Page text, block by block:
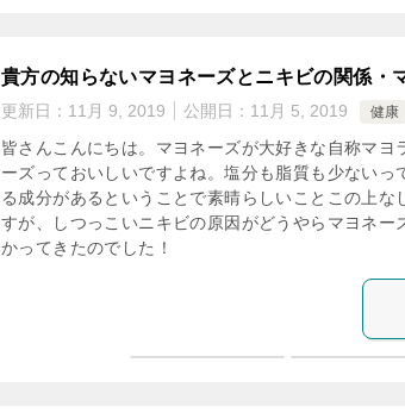
貴方の知らないマヨネーズとニキビの関係・
更新日： 11月 9, 2019 公開日： 11月 5, 2019 健康
皆さんこんにちは。マヨネーズが大好きな自称マヨ
ーズっておいしいですよね。塩分も脂質も少ないっ
る成分があるということで素晴らしいことこの上な
すが、しつっこいニキビの原因がどうやらマヨネー
かってきたのでした！